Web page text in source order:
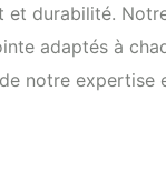
et durabilité.
adaptés à
notre expertise